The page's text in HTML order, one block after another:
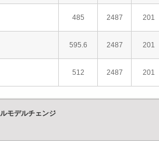
485 2487 201
595.6 2487 201
512 2487 201
モデルチェンジ